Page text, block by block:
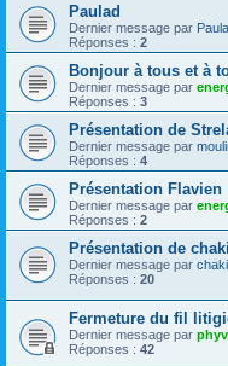
Paulad
Dernier message par
Réponses : 2
Bonjour à tous et à
Dernier message par
Réponses : 3
Présentation de
Dernier message par
Réponses : 4
Présentation Flavien
Dernier message par
Réponses : 2
Présentation de
Dernier message par
Réponses : 20
Fermeture du fil
Dernier message par
Réponses : 42